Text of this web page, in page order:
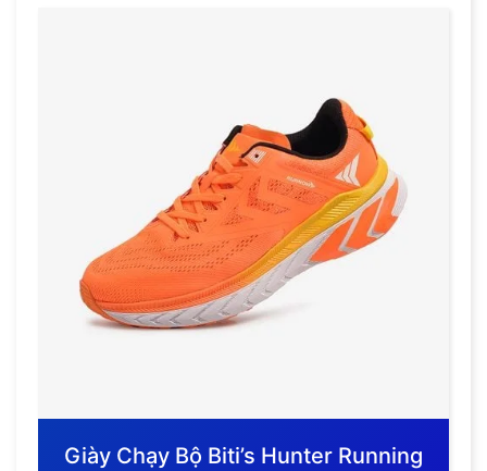
Giày Chạy Bộ Biti’s Hunter Running